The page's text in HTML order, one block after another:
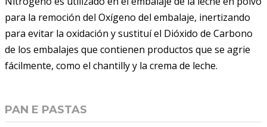
para la remoción del Oxígeno del embalaje, inertizando
para evitar la oxidación y sustituí el Dióxido de Carbono
de los embalajes que contienen productos que se agrie
fácilmente, como el chantilly y la crema de leche.
PAN E PASTAS